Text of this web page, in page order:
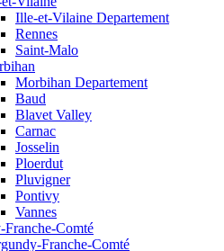
Ille-et-Vilaine Departement
Rennes
Saint-Malo
Morbihan Departement
Baud
Blavet Valley
Carnac
Josselin
Ploerdut
Pluvigner
Pontivy
Vannes
Comté
Franche-Comté